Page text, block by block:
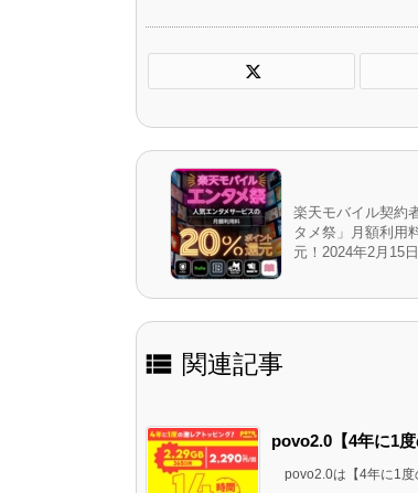
楽天モバイル契約
タメ祭」月額利用
元！2024年2月15
 関連記事
povo2.0【4年に1
povo2.0は【4年に1度